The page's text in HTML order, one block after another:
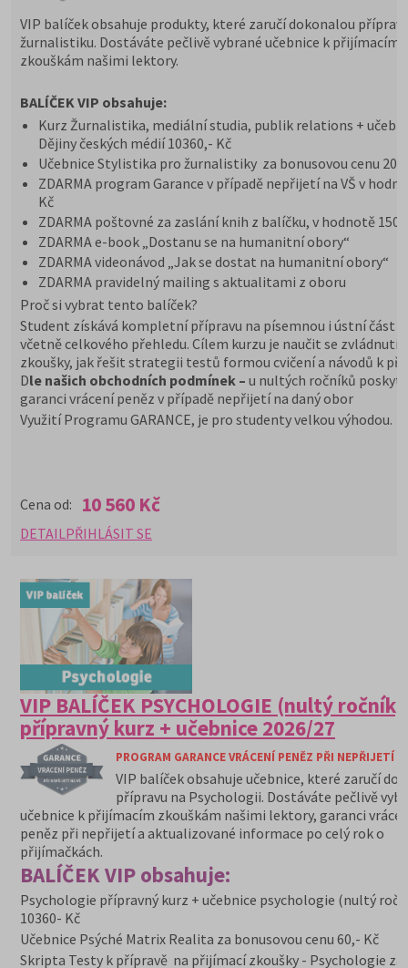
VIP balíček obsahuje produkty, které zaručí dokonalou
žurnalistiku. Dostáváte pečlivě vybrané učebnice k přijímacím
zkouškám našimi lektory.
BALÍČEK VIP obsahuje:
Kurz Žurnalistika, mediální studia, publik relations +
Dějiny českých médií 10360,- Kč
Učebnice Stylistika pro žurnalistiky za bonusovou cenu
ZDARMA program Garance v případě nepřijetí na VŠ v
Kč
ZDARMA poštovné za zaslání knih z balíčku, v hodnotě 150
ZDARMA e-book „Dostanu se na humanitní obory“
ZDARMA videonávod „Jak se dostat na humanitní obory“
ZDARMA pravidelný mailing s aktualitami z oboru
Proč si vybrat tento balíček?
Student získává kompletní přípravu na písemnou i ústní část
včetně celkového přehledu. Cílem kurzu je naučit se zvládnutí
zkoušky, jak řešit strategii testů formou cvičení a návodů k
Dle našich obchodních podmínek – u nultých ročníků
garanci vrácení peněz v případě nepřijetí na daný obor
Využití Programu GARANCE, je pro studenty velkou výhodou.
Cena od: 10 560 Kč
DETAIL PŘIHLÁSIT SE
VIP BALÍČEK PSYCHOLOGIE (nultý ročník)
přípravný kurz + učebnice 2026/27
PROGRAM GARANCE VRÁCENÍ PENĚZ PŘI NEPŘIJETÍ
VIP balíček obsahuje učebnice, které zaručí
přípravu na Psychologii. Dostáváte pečlivě
učebnice k přijímacím zkouškám našimi lektory, garanci
peněz při nepřijetí a aktualizované informace po celý rok o
přijímačkách.
BALÍČEK VIP obsahuje:
Psychologie přípravný kurz + učebnice psychologie (nultý
10360- Kč
Učebnice Psýché Matrix Realita za bonusovou cenu 60,- Kč
Skripta Testy k přípravě na přijímací zkoušky - Psychologie za